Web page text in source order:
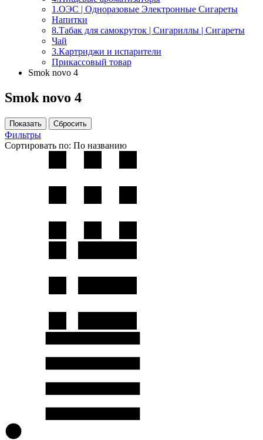
1.OЭС | Одноразовые Электронные Сигареты
Напитки
8.Табак для самокруток | Сигариллы | Cигареты
Чай
3.Картриджи и испарители
Прикассовый товар
Smok novo 4
Smok novo 4
Фильтры
Сортировать по: По названию